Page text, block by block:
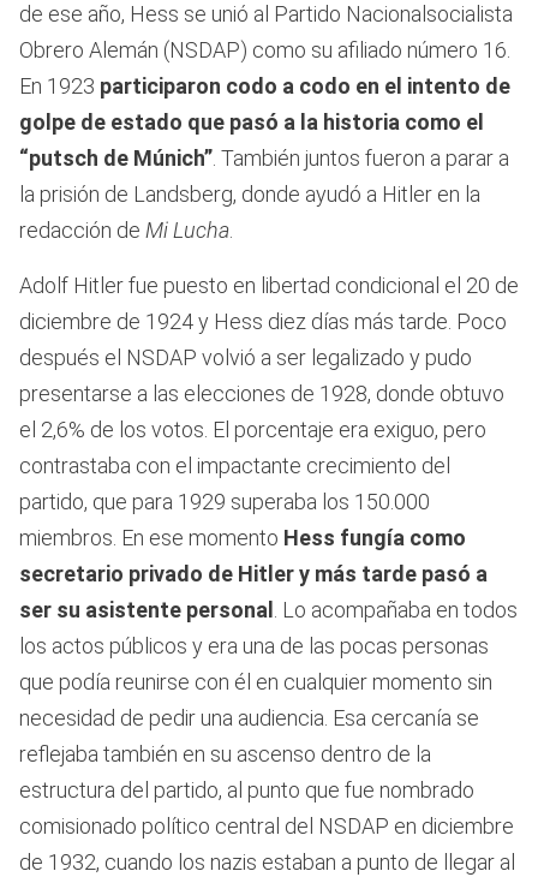
de ese año, Hess se unió al Partido Nacionalsocialista
Obrero Alemán (NSDAP) como su afiliado número 16.
En 1923 participaron codo a codo en el intento de
golpe de estado que pasó a la historia como el
“putsch de Múnich”. También juntos fueron a parar a
la prisión de Landsberg, donde ayudó a Hitler en la
redacción de Mi Lucha.
Adolf Hitler fue puesto en libertad condicional el 20 de
diciembre de 1924 y Hess diez días más tarde. Poco
después el NSDAP volvió a ser legalizado y pudo
presentarse a las elecciones de 1928, donde obtuvo
el 2,6% de los votos. El porcentaje era exiguo, pero
contrastaba con el impactante crecimiento del
partido, que para 1929 superaba los 150.000
miembros. En ese momento Hess fungía como
secretario privado de Hitler y más tarde pasó a
ser su asistente personal . Lo acompañaba en todos
los actos públicos y era una de las pocas personas
que podía reunirse con él en cualquier momento sin
necesidad de pedir una audiencia. Esa cercanía se
reflejaba también en su ascenso dentro de la
estructura del partido, al punto que fue nombrado
comisionado político central del NSDAP en diciembre
de 1932, cuando los nazis estaban a punto de llegar al